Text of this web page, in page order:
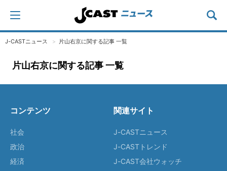
J-CASTニュース 片山右京に関する記事 一覧
片山右京に関する記事 一覧
コンテンツ
社会
政治
経済
関連サイト
J-CASTニュース
J-CASTトレンド
J-CAST会社ウォッチ